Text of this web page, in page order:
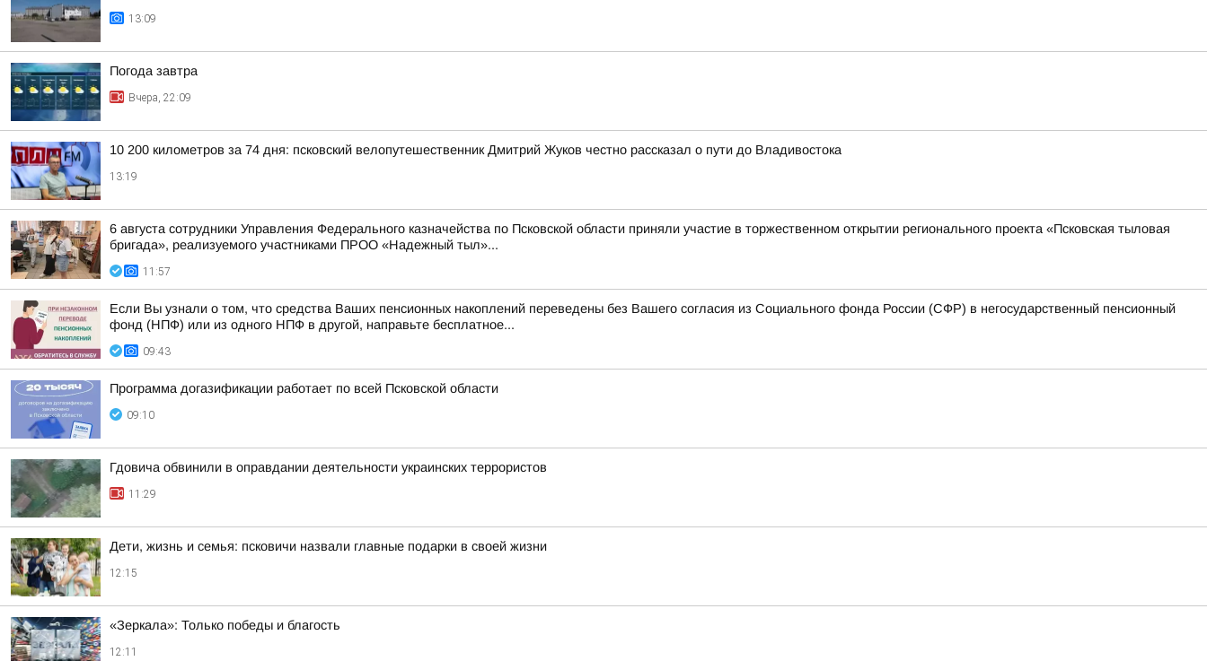
13:09
Погода завтра
Вчера, 22:09
10 200 километров за 74 дня: псковский велопутешественник Дмитрий Жуков честно рассказал о пути до Владивостока
13:19
6 августа сотрудники Управления Федерального казначейства по Псковской области приняли участие в торжественном открытии регионального проекта «Псковская тыловая
бригада», реализуемого участниками ПРОО «Надежный тыл»...
11:57
Если Вы узнали о том, что средства Ваших пенсионных накоплений переведены без Вашего согласия из Социального фонда России (СФР) в негосударственный пенсионный
фонд (НПФ) или из одного НПФ в другой, направьте бесплатное...
09:43
Программа догазификации работает по всей Псковской области
09:10
Гдовича обвинили в оправдании деятельности украинских террористов
11:29
Дети, жизнь и семья: псковичи назвали главные подарки в своей жизни
12:15
«Зеркала»: Только победы и благость
12:11